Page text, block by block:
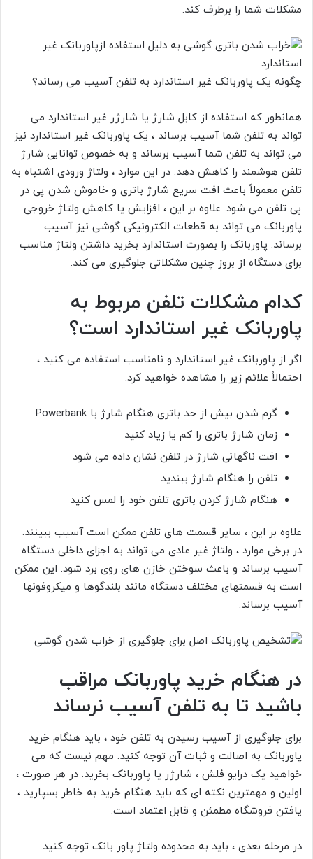
مشکلات شما را برطرف کند.
چگونه یک پاوربانک غیر استاندارد به تلفن آسیب می رساند؟
همانطور که استفاده از کابل شارژ یا شارژر غیر استاندارد می
تواند به تلفن شما آسیب برساند ، یک پاوربانک غیر استاندارد نیز
می تواند به تلفن شما آسیب برساند و به خصوص توانایی شارژ
تلفن هوشمند را کاهش دهد. در این موارد ، ولتاژ ورودی اشتباه به
تلفن معمولاً باعث افت سریع شارژ باتری و خاموش شدن پی در
پی تلفن می شود. علاوه بر این ، افزایش یا کاهش ولتاژ خروجی
پاوربانک می تواند به قطعات الکترونیکی گوشی نیز آسیب
برساند. پاوربانک را بصورت استاندارد بخرید داشتن ولتاژ مناسب
برای دستگاه از بروز چنین مشکلاتی جلوگیری می کند.
کدام مشکلات تلفن مربوط به
پاوربانک غیر استاندارد است؟
اگر از پاوربانک غیر استاندارد و نامناسب استفاده می کنید ،
احتمالاً علائم زیر را مشاهده خواهید کرد:
گرم شدن بیش از حد باتری هنگام شارژ با Powerbank
زمان شارژ باتری را کم یا زیاد کنید
افت ناگهانی شارژ در تلفن نشان داده می شود
تلفن را هنگام شارژ ببندید
هنگام شارژ کردن باتری تلفن خود را لمس کنید
علاوه بر این ، سایر قسمت های تلفن ممکن است آسیب ببینند.
در برخی موارد ، ولتاژ غیر عادی می تواند به اجزای داخلی دستگاه
آسیب برساند و باعث سوختن خازن های روی برد شود. این ممکن
است به قسمتهای مختلف دستگاه مانند بلندگوها و میکروفونها
آسیب برساند.
در هنگام خرید پاوربانک مراقب
باشید تا به تلفن آسیب نرساند
برای جلوگیری از آسیب رسیدن به تلفن خود ، باید هنگام خرید
پاوربانک به اصالت و ثبات آن توجه کنید. مهم نیست که می
خواهید یک درایو فلش ، شارژر یا پاوربانک بخرید. در هر صورت ،
اولین و مهمترین نکته ای که باید هنگام خرید به خاطر بسپارید ،
یافتن فروشگاه مطمئن و قابل اعتماد است.
در مرحله بعدی ، باید به محدوده ولتاژ پاور بانک توجه کنید.